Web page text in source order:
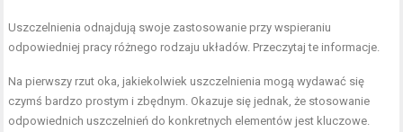
Uszczelnienia odnajdują swoje zastosowanie przy wspieraniu
odpowiedniej pracy różnego rodzaju układów. Przeczytaj te informacje.
Na pierwszy rzut oka, jakiekolwiek uszczelnienia mogą wydawać się
czymś bardzo prostym i zbędnym. Okazuje się jednak, że stosowanie
odpowiednich uszczelnień do konkretnych elementów jest kluczowe.